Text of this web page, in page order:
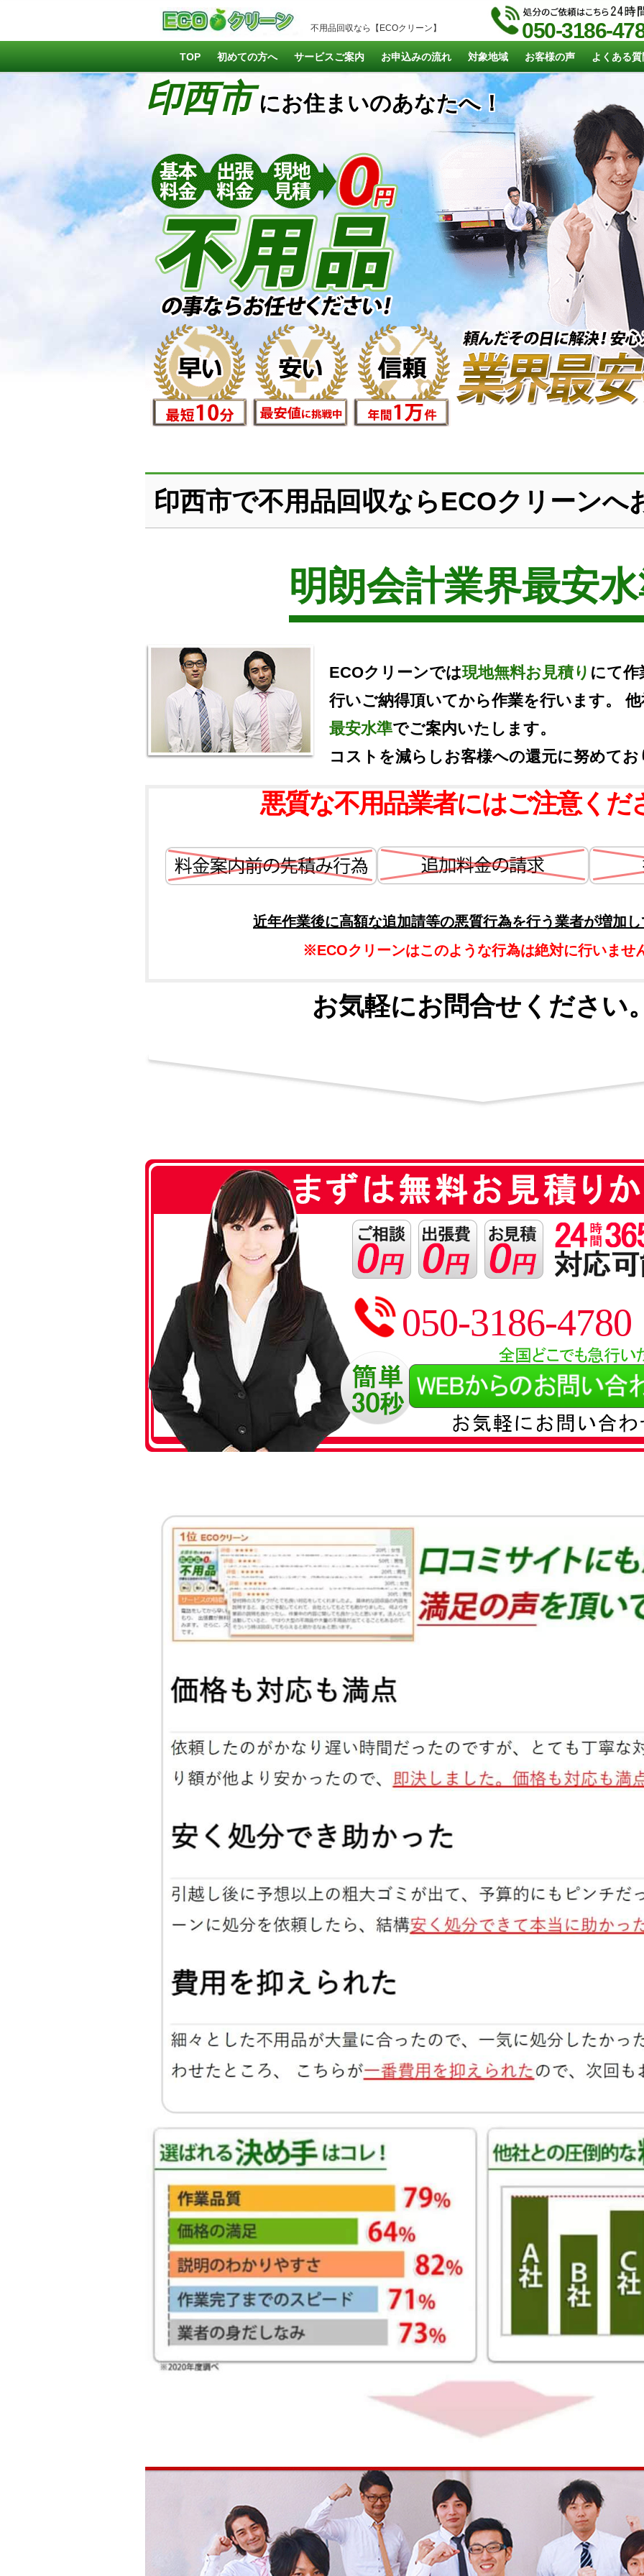
不用品回収なら【ECOクリーン】 050-3186-
TOP 初めての方へ サービスご案内 お申込みの流れ 対象地域 お客様の声 よくある質
印西市 にお住まいのあなたへ！
印西市で不用品回収ならECOクリーンへ
明朗会計業界最安
ECOクリーンでは現地無料お見積り にて作
行いご納得頂いてから作業を行います。
最安水準でご案内いたします。
コストを減らしお客様への還元に努めてお
悪質な不用品業者にはご注意くだ
近年作業後に高額な追加請等の悪質行為を行う業者が増加
※ECOクリーンはこのような行為は絶対に行いませ
お気軽にお問合せください
050-3186-4780